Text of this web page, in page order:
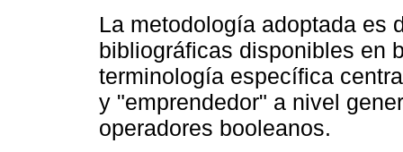
La metodología adoptada es
bibliográficas disponibles en
terminología específica
y "emprendedor" a nivel
operadores booleanos.